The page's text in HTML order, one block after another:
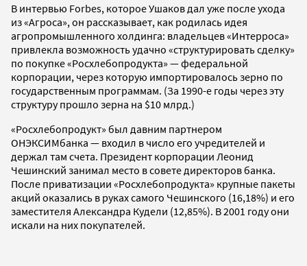
В интервью Forbes, которое Ушаков дал уже после ухода
из «Агроса», он рассказывает, как родилась идея
агропромышленного холдинга: владельцев «Интерроса»
привлекла возможность удачно «структурировать сделку»
по покупке «Росхлебопродукта» — федеральной
корпорации, через которую импортировалось зерно по
государственным программам. (За 1990-е годы через эту
структуру прошло зерна на $10 млрд.)
«Росхлебопродукт» был давним партнером
ОНЭКСИМбанка — входил в число его учредителей и
держал там счета. Президент корпорации Леонид
Чешинский занимал место в совете директоров банка.
После приватизации «Росхлебопродукта» крупные пакеты
акций оказались в руках самого Чешинского (16,18%) и его
заместителя Александра Кудели (12,85%). В 2001 году они
искали на них покупателей.